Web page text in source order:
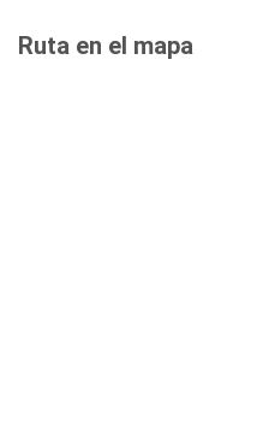
Ruta en el mapa